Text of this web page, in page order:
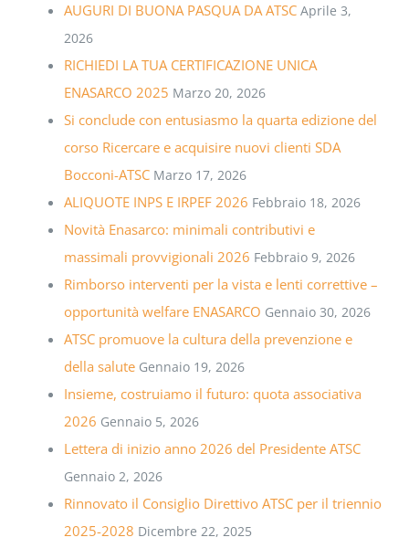
AUGURI DI BUONA PASQUA DA ATSC Aprile 3,
2026
RICHIEDI LA TUA CERTIFICAZIONE UNICA
ENASARCO 2025 Marzo 20, 2026
Si conclude con entusiasmo la quarta edizione del
corso Ricercare e acquisire nuovi clienti SDA
Bocconi-ATSC Marzo 17, 2026
ALIQUOTE INPS E IRPEF 2026 Febbraio 18, 2026
Novità Enasarco: minimali contributivi e
massimali provvigionali 2026 Febbraio 9, 2026
Rimborso interventi per la vista e lenti correttive –
opportunità welfare ENASARCO Gennaio 30, 2026
ATSC promuove la cultura della prevenzione e
della salute Gennaio 19, 2026
Insieme, costruiamo il futuro: quota associativa
2026 Gennaio 5, 2026
Lettera di inizio anno 2026 del Presidente ATSC
Gennaio 2, 2026
Rinnovato il Consiglio Direttivo ATSC per il triennio
2025-2028 Dicembre 22, 2025